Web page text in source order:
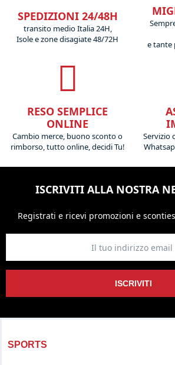
SPEDIZIONI 24/48H
transito medio Italia 24H,
Isole e zone disagiate 48/72H
e tante
RESO SEMPLICE
ONLINE
Cambio merce, buono sconto o
rimborso, tutto online, decidi Tu!
Servizio
ISCRIVITI ALLA NOSTRA
Registrati e ricevi promozioni e sconti
ISCRIVITI
SPORTS